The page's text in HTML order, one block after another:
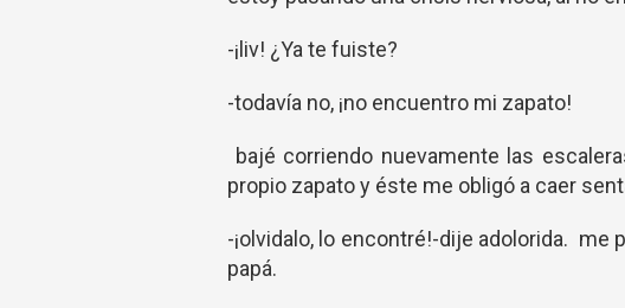
-¡liv! ¿Ya te fuiste?
-todavía no, ¡no encuentro mi zapato!
bajé corriendo nuevamente las
propio zapato y éste me obligó a caer
-¡olvidalo, lo encontré!-dije adolorida. me
papá.